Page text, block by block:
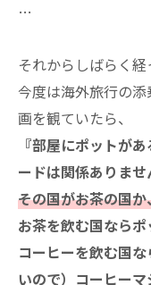
…
それからしばらく経
今度は海外旅行の
画を観ていたら、
『部屋にポットが
ードは関係ありませ
その国がお茶の国
お茶を飲む国ならポ
コーヒーを飲む国
いので）コーヒーマ